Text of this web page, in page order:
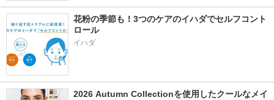
花粉の季節も！3つのケアのイハダでセルフコント
ロール
イハダ
2026 Autumn Collectionを使用したクールなメイ